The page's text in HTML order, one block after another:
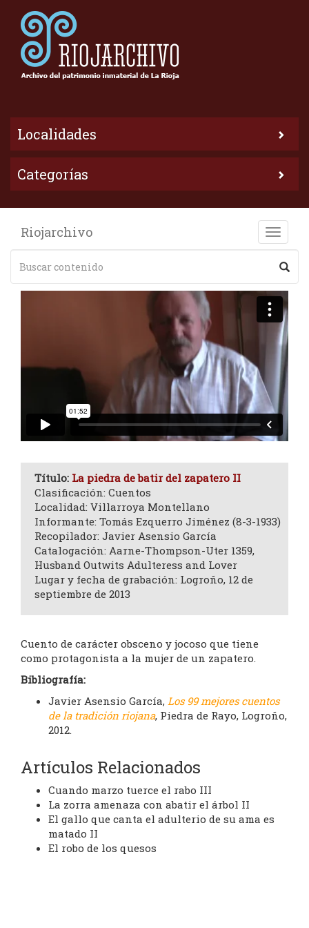
Localidades
Categorías
Toggle
Riojarchivo
Título: La piedra de batir del zapatero II
Clasificación: Cuentos
Localidad: Villarroya Montellano
Informante: Tomás Ezquerro Jiménez (8-3-1933)
Recopilador: Javier Asensio García
Catalogación: Aarne-Thompson-Uter 1359,
Husband Outwits Adulteress and Lover
Lugar y fecha de grabación: Logroño, 12 de
septiembre de 2013
Cuento de carácter obsceno y jocoso que tiene
como protagonista a la mujer de un zapatero.
Bibliografía:
Javier Asensio García, Los 99 mejores cuentos
de la tradición riojana, Piedra de Rayo, Logroño,
2012.
Artículos Relacionados
Cuando marzo tuerce el rabo III
La zorra amenaza con abatir el árbol II
El gallo que canta el adulterio de su ama es
matado II
El robo de los quesos